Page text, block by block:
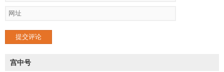
提交评论
宫中号